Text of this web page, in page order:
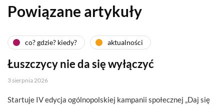
Powiązane artykuły
co? gdzie? kiedy? aktualności
Łuszczycy nie da się wyłączyć
3 sierpnia 2026
Startuje IV edycja ogólnopolskiej kampanii społecznej „Daj się